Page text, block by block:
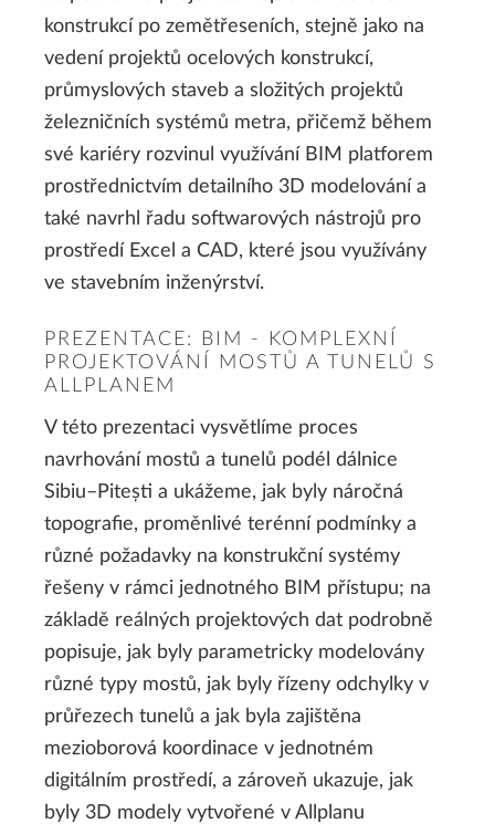
konstrukcí po zemětřeseních, stejně jako na
vedení projektů ocelových konstrukcí,
průmyslových staveb a složitých projektů
železničních systémů metra, přičemž během
své kariéry rozvinul využívání BIM platforem
prostřednictvím detailního 3D modelování a
také navrhl řadu softwarových nástrojů pro
prostředí Excel a CAD, které jsou využívány
ve stavebním inženýrství.
PREZENTACE: BIM - KOMPLEXNÍ
PROJEKTOVÁNÍ MOSTŮ A TUNELŮ S
ALLPLANEM
V této prezentaci vysvětlíme proces
navrhování mostů a tunelů podél dálnice
Sibiu–Pitești a ukážeme, jak byly náročná
topografie, proměnlivé terénní podmínky a
různé požadavky na konstrukční systémy
řešeny v rámci jednotného BIM přístupu; na
základě reálných projektových dat podrobně
popisuje, jak byly parametricky modelovány
různé typy mostů, jak byly řízeny odchylky v
průřezech tunelů a jak byla zajištěna
mezioborová koordinace v jednotném
digitálním prostředí, a zároveň ukazuje, jak
byly 3D modely vytvořené v Allplanu